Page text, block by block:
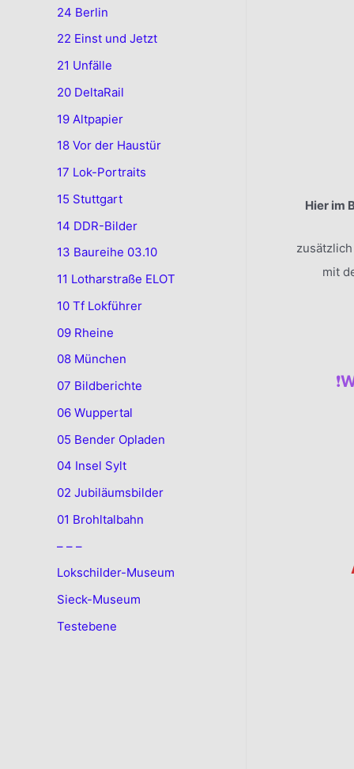
24 Berlin
22 Einst und Jetzt
21 Unfälle
20 DeltaRail
19 Altpapier
18 Vor der Haustür
17 Lok-Portraits
15 Stuttgart
14 DDR-Bilder
13 Baureihe 03.10
11 Lotharstraße ELOT
10 Tf Lokführer
09 Rheine
08 München
07 Bildberichte
06 Wuppertal
05 Bender Opladen
04 Insel Sylt
02 Jubiläumsbilder
01 Brohltalbahn
– – –
Lokschilder-Museum
Sieck-Museum
Testebene
Hier im
mit
❗️